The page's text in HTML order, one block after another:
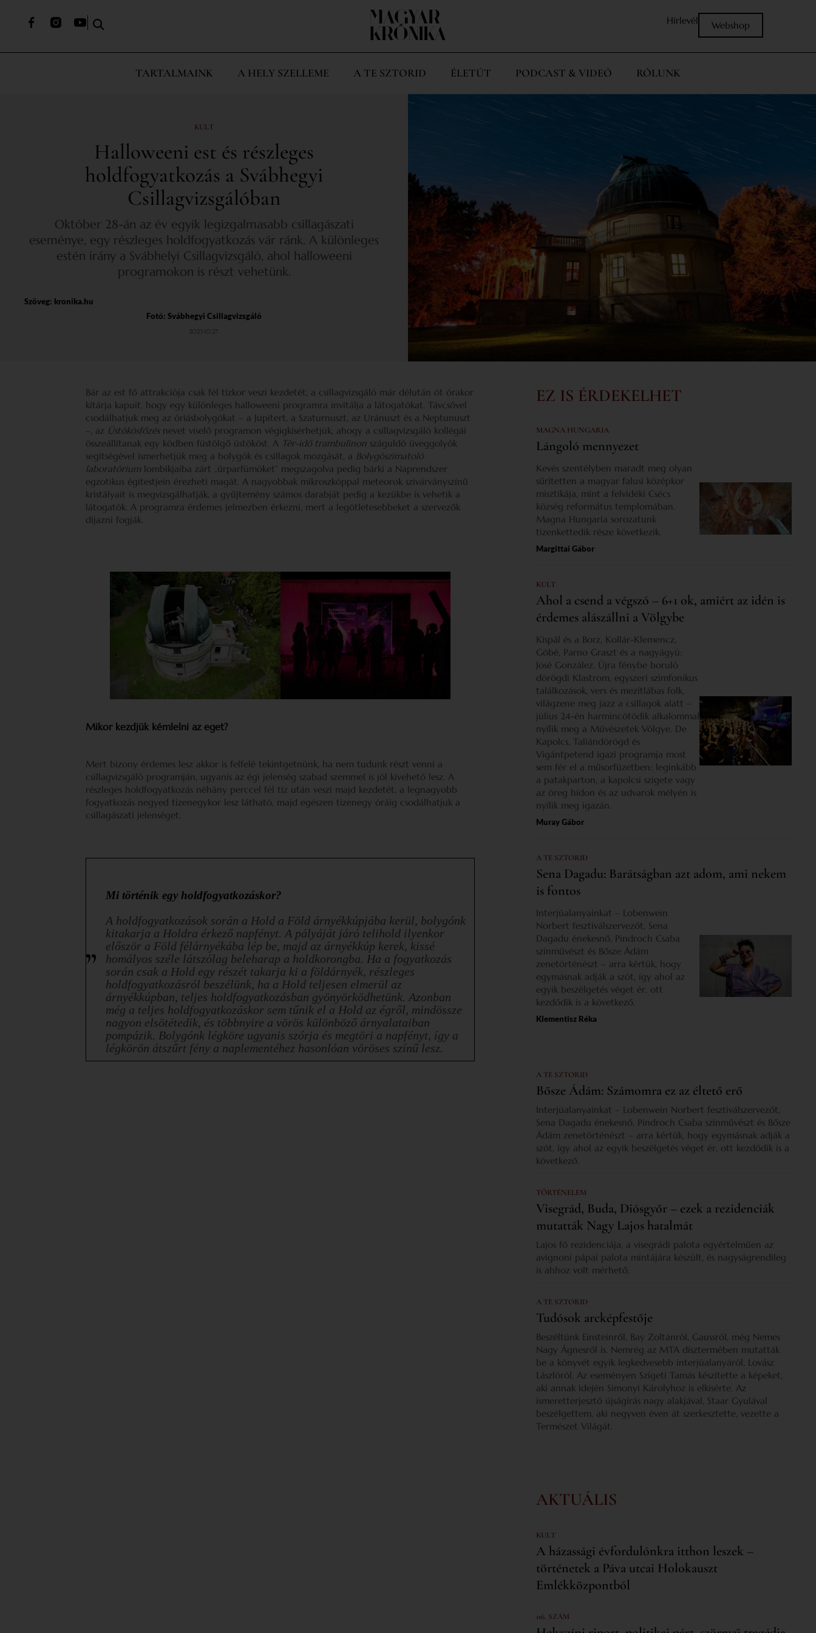
Hírlevél Webshop
TARTALMAINK A HELY SZELLEME A TE SZTORID ÉLETÚT PODCAST & VIDEÓ RÓLUNK
KULT
Halloweeni est és részleges
holdfogyatkozás a Svábhegyi
Csillagvizsgálóban
Október 28-án az év egyik legizgalmasabb csillagászati
eseménye, egy részleges holdfogyatkozás vár ránk. A különleges
estén irány a Svábhelyi Csillagvizsgáló, ahol halloweeni
programokon is részt vehetünk.
Szöveg: kronika.hu
Fotó: Svábhegyi Csillagvizsgáló
2023.10.27.
Bár az est fő attrakciója csak fél tízkor veszi kezdetét, a csillagvizsgáló már délután öt órakor
kitárja kapuit, hogy egy különleges halloweeni programra invitálja a látogatókat. Távcsővel
csodálhatjuk meg az óriásbolygókat – a Jupitert, a Szaturnuszt, az Uránuszt és a Neptunuszt
–, az Üstökösfőzés nevet viselő programon végigkísérhetjük, ahogy a csillagvizsgáló kollégái
összeállítanak egy ködben füstölgő üstököst. A Tér-idő trambulinon száguldó üveggolyók
segítségével ismerhetjük meg a bolygók és csillagok mozgását, a Bolygószimatoló
laboratórium lombikjaiba zárt „űrparfümöket” megszagolva pedig bárki a Naprendszer
egzotikus égitestjein érezheti magát. A nagyobbak mikroszkóppal meteorok szivárványszínű
kristályait is megvizsgálhatják, a gyűjtemény számos darabját pedig a kezükbe is vehetik a
látogatók. A programra érdemes jelmezben érkezni, mert a legötletesebbeket a szervezők
díjazni fogják.
Mikor kezdjük kémlelni az eget?
Mert bizony érdemes lesz akkor is felfelé tekintgetnünk, ha nem tudunk részt venni a
csillagvizsgáló programján, ugyanis az égi jelenség szabad szemmel is jól kivehető lesz. A
részleges holdfogyatkozás néhány perccel fél tíz után veszi majd kezdetét, a legnagyobb
fogyatkozás negyed tizenegykor lesz látható, majd egészen tizenegy óráig csodálhatjuk a
csillagászati jelenséget.
Mi történik egy holdfogyatkozáskor?
A holdfogyatkozások során a Hold a Föld árnyékkúpjába kerül, bolygónk
kitakarja a Holdra érkező napfényt. A pályáját járó telihold ilyenkor
először a Föld félárnyékába lép be, majd az árnyékkúp kerek, kissé
homályos széle látszólag beleharap a holdkorongba. Ha a fogyatkozás
során csak a Hold egy részét takarja ki a földárnyék, részleges
holdfogyatkozásról beszélünk, ha a Hold teljesen elmerül az
árnyékkúpban, teljes holdfogyatkozásban gyönyörködhetünk. Azonban
még a teljes holdfogyatkozáskor sem tűnik el a Hold az égről, mindössze
nagyon elsötétedik, és többnyire a vörös különböző árnyalataiban
pompázik. Bolygónk légköre ugyanis szórja és megtöri a napfényt, így a
légkörön átszűrt fény a naplementéhez hasonlóan vöröses színű lesz.
EZ IS ÉRDEKELHET
MAGNA HUNGARIA
Lángoló mennyezet
Kevés szentélyben maradt meg olyan
sűrítetten a magyar falusi középkor
misztikája, mint a felvidéki Csécs
község református templomában.
Magna Hungaria sorozatunk
tizenkettedik része következik.
Margittai Gábor
KULT
Ahol a csend a végszó – 6+1 ok, amiért az idén is
érdemes alászállni a Völgybe
Kispál és a Borz, Kollár-Klemencz,
Góbé, Parno Graszt és a nagyágyú:
José González. Újra fénybe boruló
dörögdi Klastrom, egyszeri szimfonikus
találkozások, vers és mezítlábas folk,
világzene meg jazz a csillagok alatt –
július 24-én harmincötödik alkalommal
nyílik meg a Művészetek Völgye. De
Kapolcs, Taliándörögd és
Vigántpetend igazi programja most
sem fér el a műsorfüzetben: leginkább
a patakparton, a kapolcsi szigete vagy
az öreg hídon és az udvarok mélyén is
nyílik meg igazán.
Muray Gábor
A TE SZTORID
Sena Dagadu: Barátságban azt adom, ami nekem
is fontos
Interjúalanyainkat – Lobenwein
Norbert fesztiválszervezőt, Sena
Dagadu énekesnő, Pindroch Csaba
színművészt és Bősze Ádám
zenetörténészt – arra kértük, hogy
egymásnak adják a szót, így ahol az
egyik beszélgetés véget ér, ott
kezdődik is a következő.
Klementisz Réka
A TE SZTORID
Bősze Ádám: Számomra ez az éltető erő
Interjúalanyainkat – Lobenwein Norbert fesztiválszervezőt,
Sena Dagadu énekesnő, Pindroch Csaba színművészt és Bősze
Ádám zenetörténészt – arra kértük, hogy egymásnak adják a
szót, így ahol az egyik beszélgetés véget ér, ott kezdődik is a
következő.
TÖRTÉNELEM
Visegrád, Buda, Diósgyőr – ezek a rezidenciák
mutatták Nagy Lajos hatalmát
Lajos fő rezidenciája, a visegrádi palota egyértelműen az
avignoni pápai palota mintájára készült, és nagyságrendileg
is ahhoz volt mérhető.
A TE SZTORID
Tudósok arcképfestője
Beszéltünk Einsteinről, Bay Zoltánról, Gaussról, még Nemes
Nagy Ágnesről is. Nemrég az MTA dísztermében mutatták
be a könyvét egyik legkedvesebb interjúalanyáról, Lovász
Lászlóról. Az eseményen Szigeti Tamás készítette a képeket,
aki annak idején Simonyi Károlyhoz is elkísérte. Az
ismeretterjesztő újságírás nagy alakjával, Staar Gyulával
beszélgettem, aki negyven éven át szerkesztette, vezette a
Természet Világát.
AKTUÁLIS
KULT
A házassági évfordulónkra itthon leszek –
történetek a Páva utcai Holokauszt
Emlékközpontból
116. SZÁM